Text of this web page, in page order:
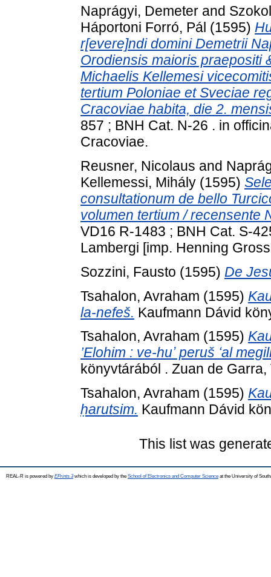
Naprágyi, Demeter and
Háportoni Forró, Pál (1595)
r[evere]ndi domini Demetrii
Orodiensis maioris praepositi
Michaelis Kellemesi
tertium Poloniae et Sveciae
Cracoviae habita, die 2.
857 ; BNH Cat. N-26 . in
Cracoviae.
Reusner, Nicolaus and
Kellemessi, Mihály (1595)
consultationum de bello
volumen tertium / recensente
VD16 R-1483 ; BNH Cat. S-
Lambergi [imp. Henning
Sozzini, Fausto (1595) De
Tsahalon, Avraham (1595)
la-nefeš. Kaufmann Dávid
Tsahalon, Avraham (1595)
’Elohim : ve-huʼ peruš ʻal
könyvtárából . Zuan de Garra,
Tsahalon, Avraham (1595)
ḥarutsim. Kaufmann Dávid
This list was
REAL-R is powered by EPrints 3which is developed by the School of Electronics and Computer Science at the University of